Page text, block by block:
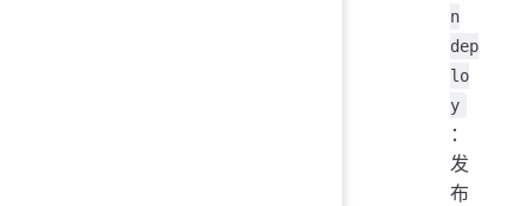
n
dep
lo
y
：
发
布